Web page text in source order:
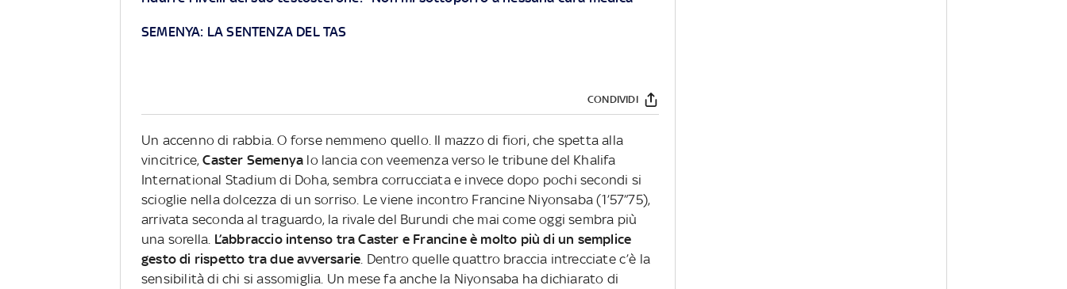
SEMENYA: LA SENTENZA DEL TAS
CONDIVIDI
Un accenno di rabbia. O forse nemmeno quello. Il mazzo di fiori, che spetta alla
vincitrice,Caster Semenya lo lancia con veemenza verso le tribune del Khalifa
International Stadium di Doha, sembra corrucciata e invece dopo pochi secondi si
scioglie nella dolcezza di un sorriso. Le viene incontro Francine Niyonsaba (1’57”75),
arrivata seconda al traguardo, la rivale del Burundi che mai come oggi sembra più
una sorella. L’abbraccio intenso tra Caster e Francine è molto più di un semplice
gesto di rispetto tra due avversarie . Dentro quelle quattro braccia intrecciate c’è la
sensibilità di chi si assomiglia. Un mese fa anche la Niyonsaba ha dichiarato di